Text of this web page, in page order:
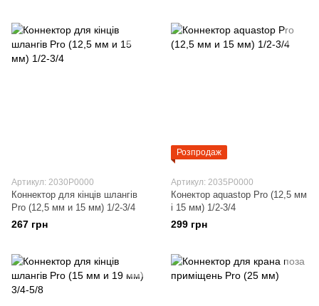
Артикул: 2030P0000
Коннектор для кінців шлангів
Pro (12,5 мм и 15 мм) 1/2-3/4
267 грн
Розпродаж
Артикул: 2035P0000
Конектор aquastop Pro (12,5 мм
і 15 мм) 1/2-3/4
299 грн